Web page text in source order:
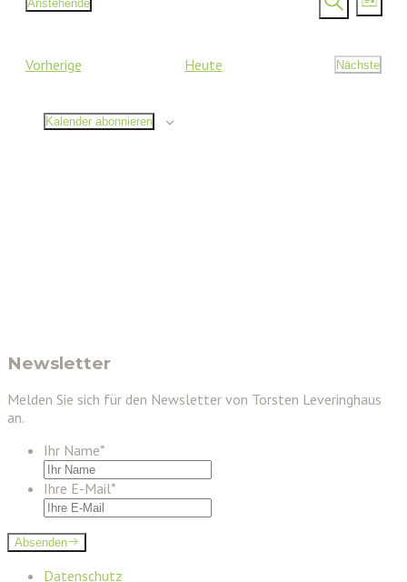
Such-
und
Suche
Liste
Anstehende
VorherigeVeranstaltungen Heute
Nächste
Kalender abonnieren
Newsletter
Melden Sie sich für den Newsletter von Torsten Leveringhaus
an.
Ihr Name*
Ihre E-Mail*
Absenden
Datenschutz